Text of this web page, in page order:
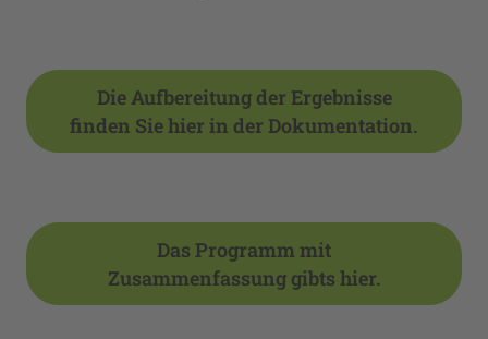
Die Aufbereitung der Ergebnisse
finden Sie hier in der Dokumentation.
Das Programm mit
Zusammenfassung gibts hier.